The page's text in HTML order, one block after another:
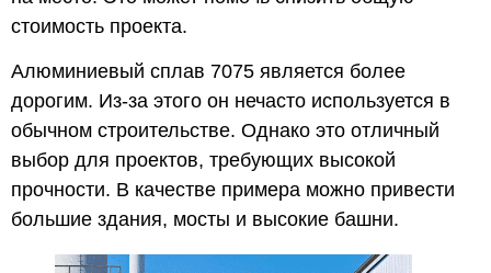
стоимость проекта.
Алюминиевый сплав 7075 является более
дорогим. Из-за этого он нечасто используется в
обычном строительстве. Однако это отличный
выбор для проектов, требующих высокой
прочности. В качестве примера можно привести
большие здания, мосты и высокие башни.